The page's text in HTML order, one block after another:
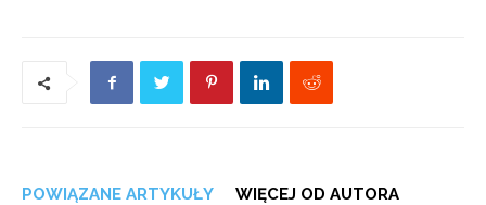
POWIĄZANE ARTYKUŁY WIĘCEJ OD AUTORA